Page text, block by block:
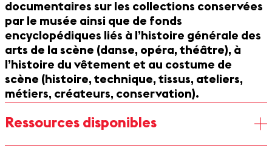
documentaires sur les collections conservées
par le musée ainsi que de fonds
encyclopédiques liés à l’histoire générale des
arts de la scène (danse, opéra, théâtre), à
l’histoire du vêtement et au costume de
scène (histoire, technique, tissus, ateliers,
métiers, créateurs, conservation).
Ressources disponibles